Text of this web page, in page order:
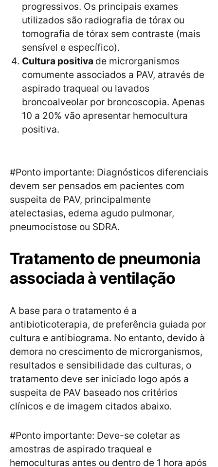
progressivos. Os principais exames
utilizados são radiografia de tórax ou
tomografia de tórax sem contraste (mais
sensível e específico).
Cultura positiva de microrganismos
comumente associados a PAV, através de
aspirado traqueal ou lavados
broncoalveolar por broncoscopia. Apenas
10 a 20% vão apresentar hemocultura
positiva.
#Ponto importante: Diagnósticos diferenciais
devem ser pensados em pacientes com
suspeita de PAV, principalmente
atelectasias, edema agudo pulmonar,
pneumocistose ou SDRA.
Tratamento de pneumonia
associada à ventilação
A base para o tratamento é a
antibioticoterapia, de preferência guiada por
cultura e antibiograma. No entanto, devido à
demora no crescimento de microrganismos,
resultados e sensibilidade das culturas, o
tratamento deve ser iniciado logo após a
suspeita de PAV baseado nos critérios
clínicos e de imagem citados abaixo.
#Ponto importante: Deve-se coletar as
amostras de aspirado traqueal e
hemoculturas antes ou dentro de 1 hora após